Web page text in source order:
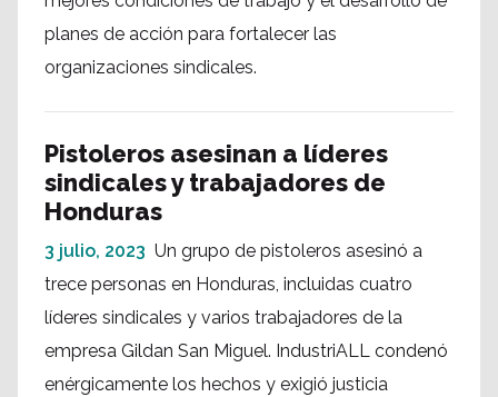
planes de acción para fortalecer las
organizaciones sindicales.
Pistoleros asesinan a líderes
sindicales y trabajadores de
Honduras
3 julio, 2023 Un grupo de pistoleros asesinó a
trece personas en Honduras, incluidas cuatro
líderes sindicales y varios trabajadores de la
empresa Gildan San Miguel. IndustriALL condenó
enérgicamente los hechos y exigió justicia